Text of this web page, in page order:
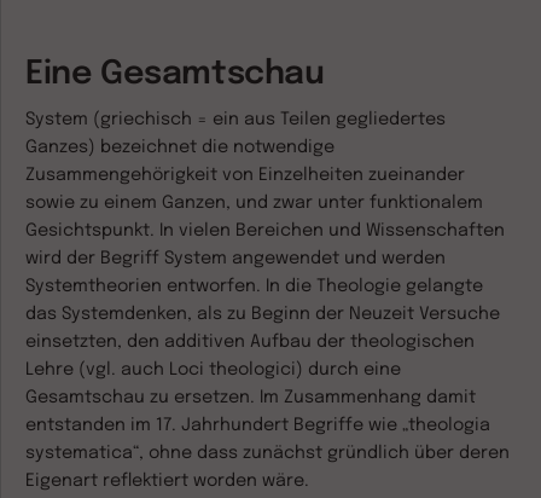
Eine Gesamtschau
System (griechisch = ein aus Teilen gegliedertes
Ganzes) bezeichnet die notwendige
Zusammengehörigkeit von Einzelheiten zueinander
sowie zu einem Ganzen, und zwar unter funktionalem
Gesichtspunkt. In vielen Bereichen und Wissenschaften
wird der Begriff System angewendet und werden
Systemtheorien entworfen. In die Theologie gelangte
das Systemdenken, als zu Beginn der Neuzeit Versuche
einsetzten, den additiven Aufbau der theologischen
Lehre (vgl. auch Loci theologici) durch eine
Gesamtschau zu ersetzen. Im Zusammenhang damit
entstanden im 17. Jahrhundert Begriffe wie „theologia
systematica“, ohne dass zunächst gründlich über deren
Eigenart reflektiert worden wäre.